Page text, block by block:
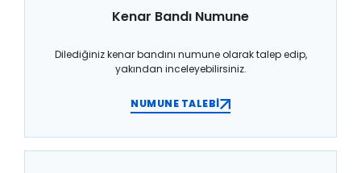
Kenar Bandı Numune
Dilediğiniz kenar bandını numune olarak talep edip,
yakından inceleyebilirsiniz.
NUMUNE TALEBİ